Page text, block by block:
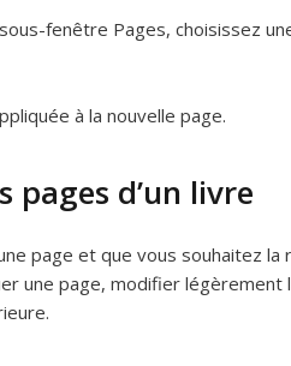
fenêtre Pages, choisissez
à la nouvelle page.
pages d’un livre
page et que vous souhaitez
une page, modifier